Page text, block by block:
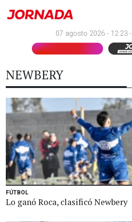
07 agosto 2026 - 12:23 -
NEWBERY
FÚTBOL
Lo ganó Roca, clasificó Newbery